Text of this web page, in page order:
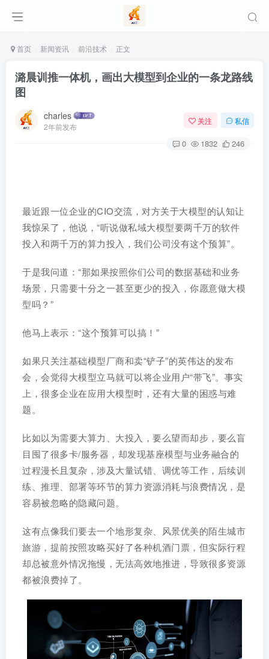
首页 新闻资讯 前沿技术 正文
潞晨训推一体机，画出大模型到企业的一条龙路线
图
charles
2年前发布
关注 私信
0 1832 246
最近跟一位企业的CIO交流，对方关于大模型的认知让
我惊呆了，他说，“听说做私域大模型要两千万的软件
投入和两千万的算力投入，我们公司没有这个预算”。
于是我问道：“那如果按照你们公司的数据基础和业务
场景，只需要十分之一甚至更少的投入，你愿意做大模
型吗？”
他马上表示：“这个预算可以搞！”
如果只关注基础模型厂商和卖“铲子”的英伟达的发布
会，会觉得大模型立马就可以将企业用户“带飞”。事实
上，很多企业在应用大模型时，还有大量的困惑与难
题。
比如以为需要大算力、大投入，要么望而却步，要么盲
目囤了很多卡/服务器，却发现基座模型与业务融合的
过程漫长且复杂，涉及大量试错、调优等工作，后续训
练、推理、部署等环节的算力资源消耗与浪费情况，是
容易被忽略的隐藏问题。
这有点像我们要去一个地形复杂、风景优美的陌生城市
旅游，提前按照攻略买好了各种机酒门票，但实际行程
却总被意外情况拖慢，无法高效地推进，导致很多资源
都被浪费掉了。